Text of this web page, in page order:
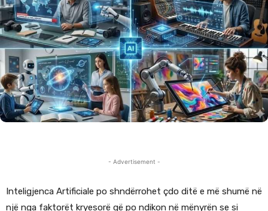
- Advertisement -
Inteligjenca Artificiale po shndërrohet çdo ditë e më shumë në
një nga faktorët kryesorë që po ndikon në mënyrën se si